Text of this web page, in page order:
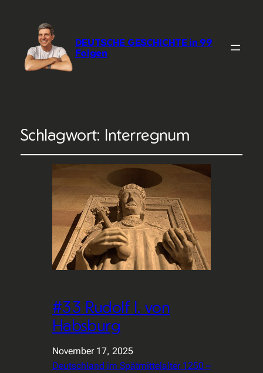
DEUTSCHE GESCHICHTE in 99
Folgen
Schlagwort: Interregnum
#33 Rudolf I. von
Habsburg
November 17, 2025
Deutschland im Spätmittelalter 1250 –